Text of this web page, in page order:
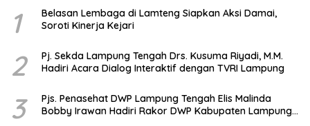
1
Belasan Lembaga di Lamteng Siapkan Aksi Damai,
Soroti Kinerja Kejari
2
Pj. Sekda Lampung Tengah Drs. Kusuma Riyadi, M.M.
Hadiri Acara Dialog Interaktif dengan TVRI Lampung
3
Pjs. Penasehat DWP Lampung Tengah Elis Malinda
Bobby Irawan Hadiri Rakor DWP Kabupaten Lampung